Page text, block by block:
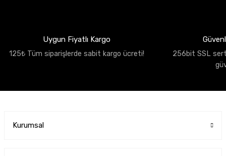
Uygun Fiyatlı Kargo
125₺ Tüm siparişlerde sabit kargo ücreti!
256bit SSL
Kurumsal